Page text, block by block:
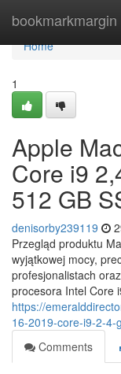
bookmarkmargin
Home
Home
1
Apple
Core i9
512 GB
denisorby239119
Przegląd produktu
wyjątkowej mocy,
profesjonalistach
procesora Intel Core
https://
16-2019-core-i9-2-
Comments